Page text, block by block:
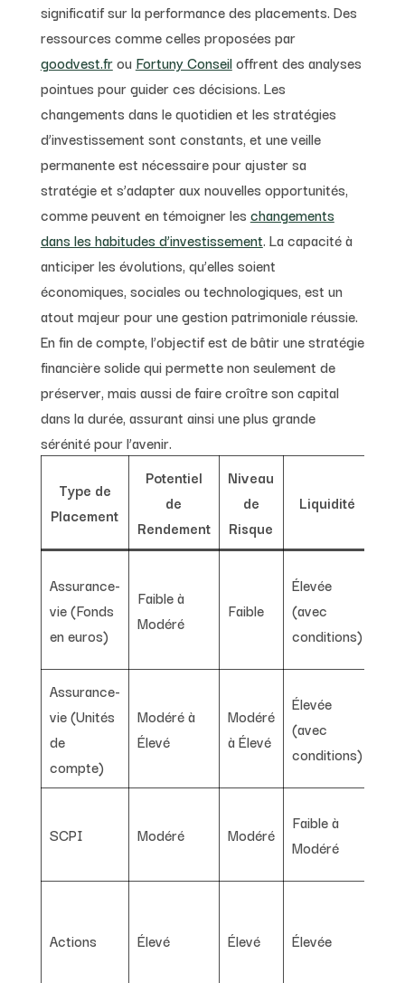
significatif sur la performance des placements. Des
ressources comme celles proposées par
goodvest.frou Fortuny Conseiloffrent des analyses
pointues pour guider ces décisions. Les
changements dans le quotidien et les stratégies
d’investissement sont constants, et une veille
permanente est nécessaire pour ajuster sa
stratégie et s’adapter aux nouvelles opportunités,
comme peuvent en témoigner les changements
dans les habitudes d’investissement. La capacité à
anticiper les évolutions, qu’elles soient
économiques, sociales ou technologiques, est un
atout majeur pour une gestion patrimoniale réussie.
En fin de compte, l’objectif est de bâtir une stratégie
financière solide qui permette non seulement de
préserver, mais aussi de faire croître son capital
dans la durée, assurant ainsi une plus grande
sérénité pour l’avenir.
Type de
Placement
Potentiel
de
Rendement
Niveau
de
Risque
Liquidité
Assurance-
vie (Fonds
en euros)
Faible à
Modéré
Faible
Élevée
(avec
conditions)
Assurance-
vie (Unités
de
compte)
Modéré à
Élevé
Modéré
à Élevé
Élevée
(avec
conditions)
SCPI Modéré Modéré
Faible à
Modéré
Actions Élevé Élevé Élevée